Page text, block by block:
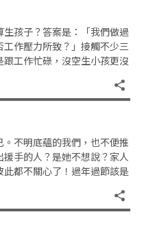
生孩子？答案是：「我們做過
作壓力所致？」接觸不少三
工作忙碌，沒空生小孩更沒
不明底蘊的我們，也不便推
手的人？是她不想說？家人
都不關心了！過年過節該是